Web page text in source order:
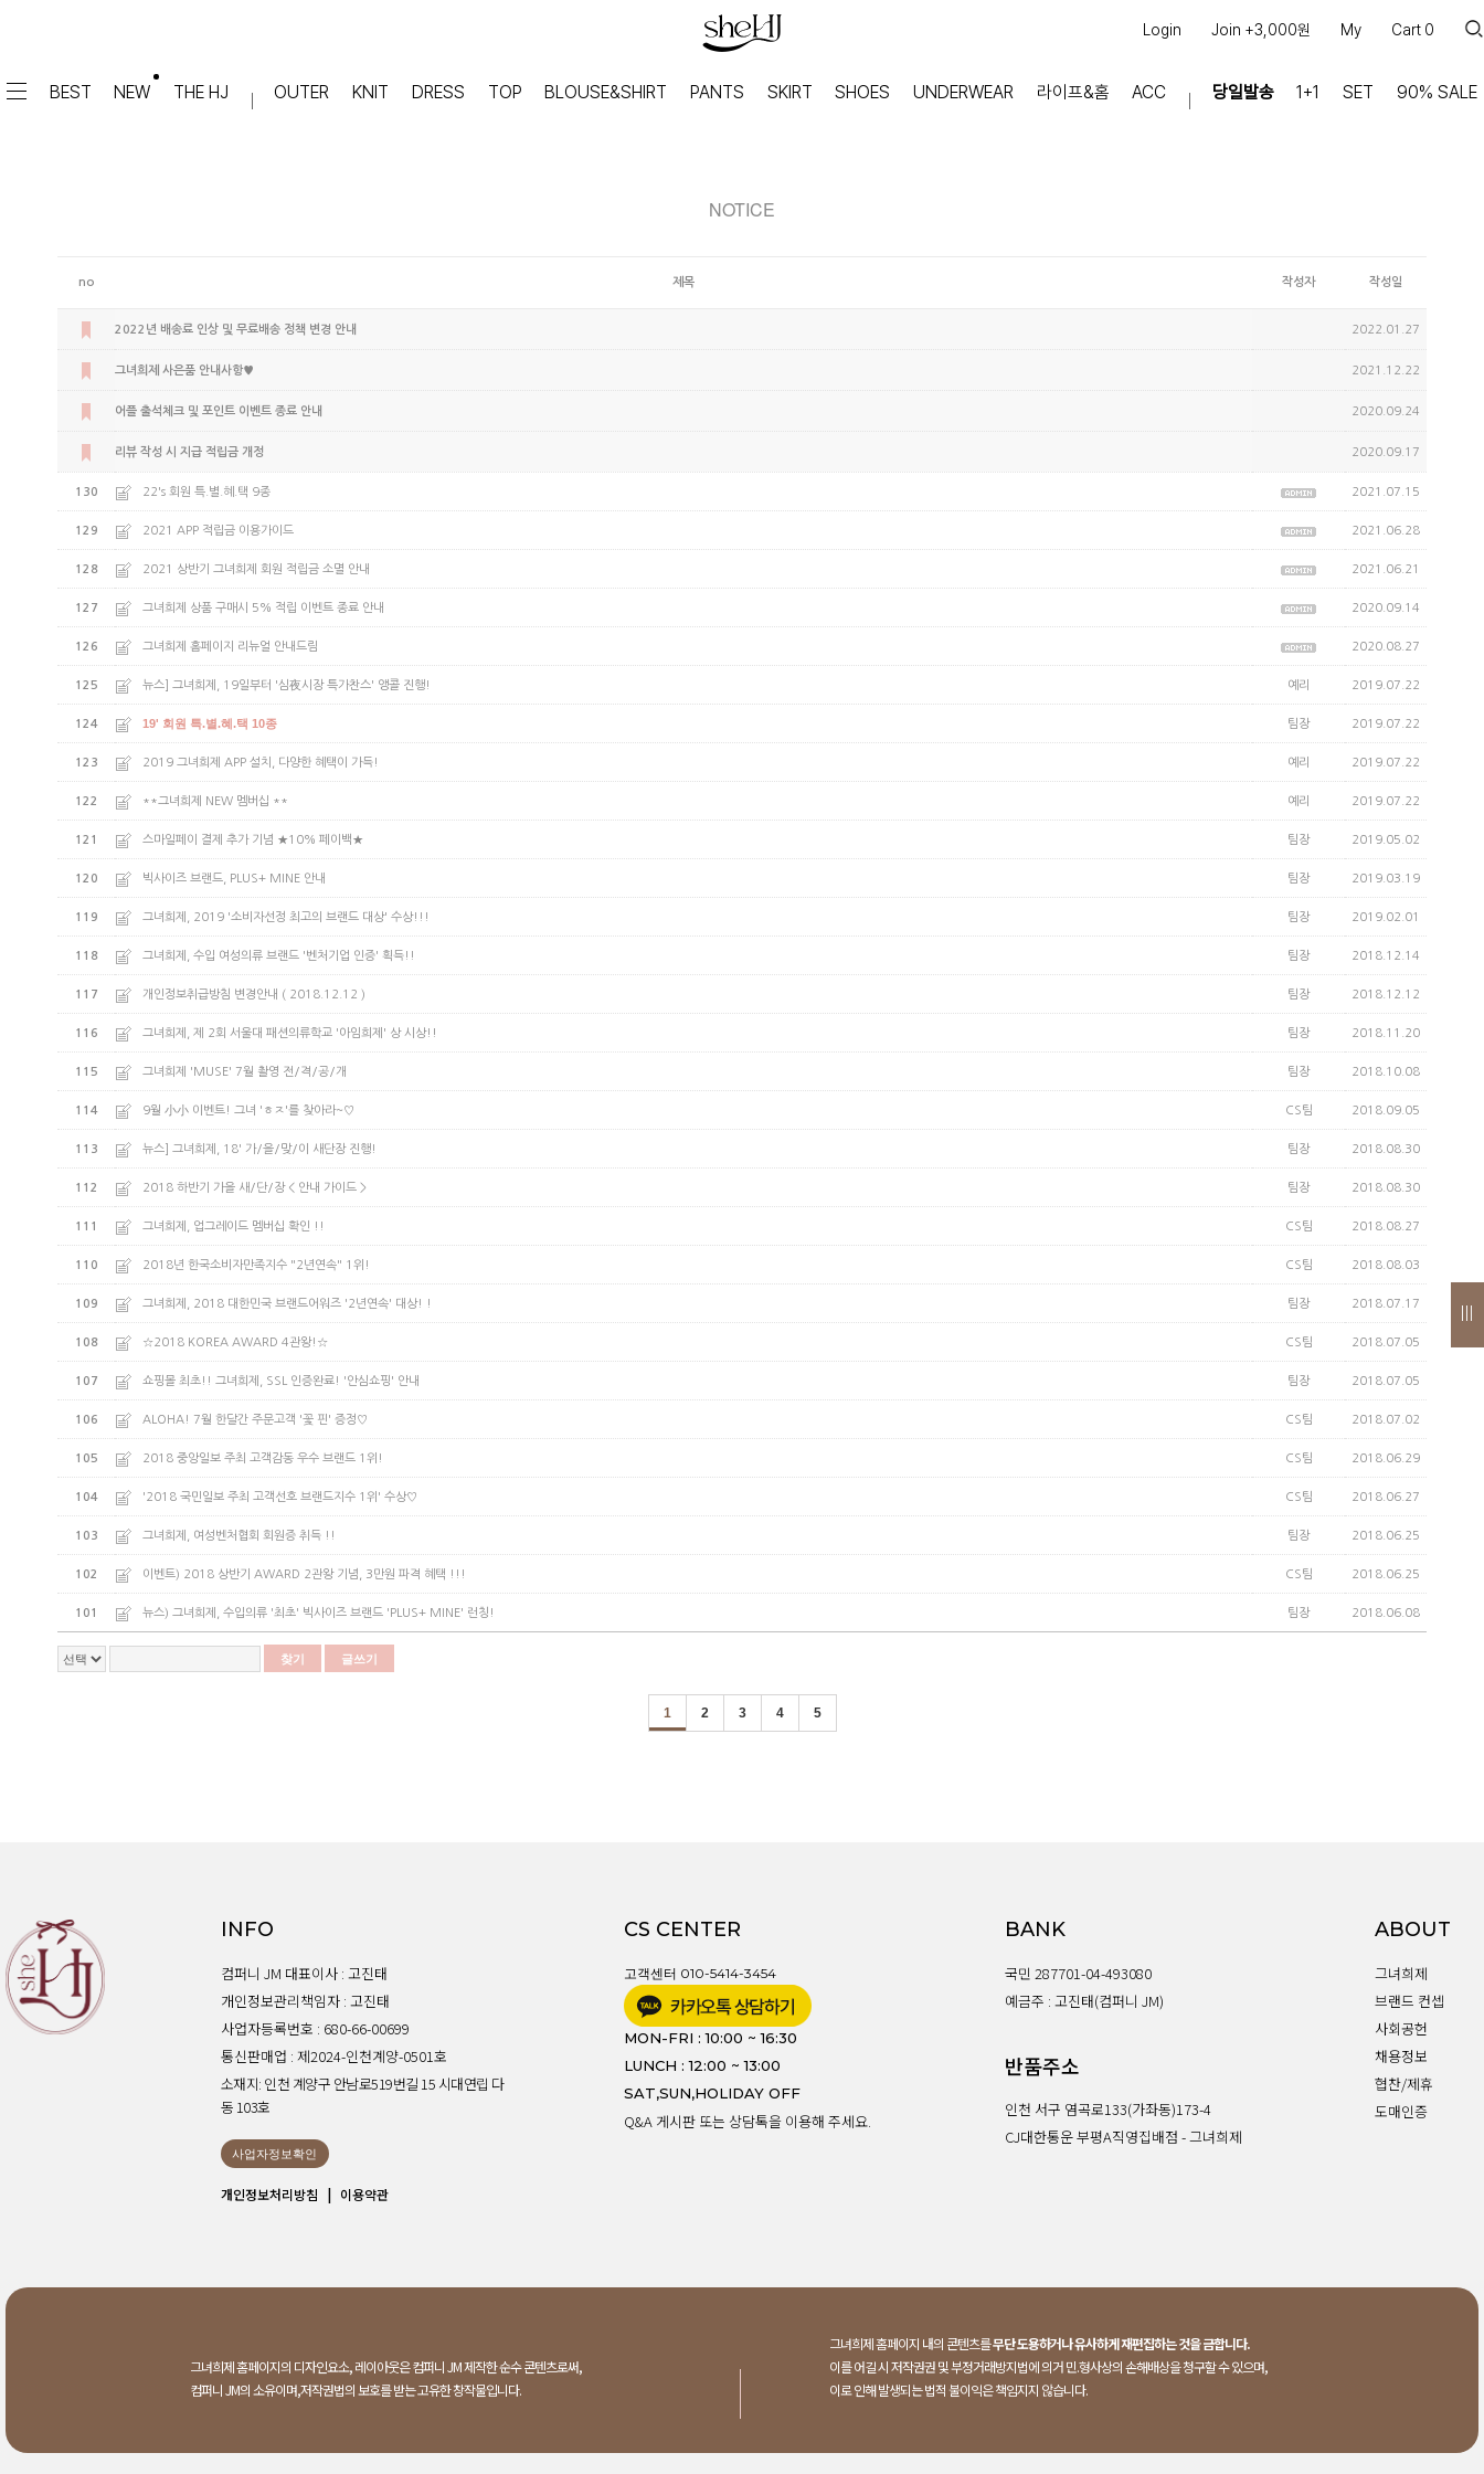
Login Join +3,000원 My Cart 0
티셔츠
슬리브리스
BLOUSE
블라우스
셔츠
#부츠컷
SKIRT
미디/미니 스커트
롱 스커트
KNIT
가디건
조끼
폴라/터틀넥
팬츠
원피스&스커트
OUTER
점퍼/집업
조끼
가디건
#트위드
#바람막이
스포츠웨어
스카프/머플러
실시간 상담톡
인스타그램
카카오스토리
페이스북
BEST NEW THE HJ OUTER KNIT DRESS TOP BLOUSE&SHIRT PANTS SKIRT SHOES UNDERWEAR 라이프&홈 ACC 당일발송 1+1 SET 90% SALE
NOTICE
no 제목 작성자 작성일
2022년 배송료 인상 및 무료배송 정책 변경 안내 2022.01.27
그녀희제 사은품 안내사항♥ 2021.12.22
어플 출석체크 및 포인트 이벤트 종료 안내 2020.09.24
리뷰 작성 시 지급 적립금 개정 2020.09.17
130 22's 회원 특.별.혜.택 9종 2021.07.15
129 2021 APP 적립금 이용가이드 2021.06.28
128 2021 상반기 그녀희제 회원 적립금 소멸 안내 2021.06.21
127 그녀희제 상품 구매시 5% 적립 이벤트 종료 안내 2020.09.14
126 그녀희제 홈페이지 리뉴얼 안내드림 2020.08.27
125 뉴스] 그녀희제, 19일부터 '심夜시장 특가찬스' 앵콜 진행! 예리 2019.07.22
124 19' 회원 특.별.혜.택 10종 팀장 2019.07.22
123 2019 그녀희제 APP 설치, 다양한 혜택이 가득! 예리 2019.07.22
122 **그녀희제 NEW 멤버십 ** 예리 2019.07.22
121 스마일페이 결제 추가 기념 ★10% 페이백★ 팀장 2019.05.02
120 빅사이즈 브랜드, PLUS+ MINE 안내 팀장 2019.03.19
119 그녀희제, 2019 '소비자선정 최고의 브랜드 대상' 수상!!! 팀장 2019.02.01
118 그녀희제, 수입 여성의류 브랜드 '벤처기업 인증' 획득!! 팀장 2018.12.14
117 개인정보취급방침 변경안내 ( 2018.12.12 ) 팀장 2018.12.12
116 그녀희제, 제 2회 서울대 패션의류학교 '아임희제' 상 시상!! 팀장 2018.11.20
115 그녀희제 'MUSE' 7월 촬영 전/격/공/개 팀장 2018.10.08
114 9월 小小 이벤트! 그녀 'ㅎㅈ'를 찾아라~♡ CS팀 2018.09.05
113 뉴스] 그녀희제, 18' 가/을/맞/이 새단장 진행! 팀장 2018.08.30
112 2018 하반기 가을 새/단/장 < 안내 가이드 > 팀장 2018.08.30
111 그녀희제, 업그레이드 멤버십 확인 !! CS팀 2018.08.27
110 2018년 한국소비자만족지수 "2년연속" 1위! CS팀 2018.08.03
109 그녀희제, 2018 대한민국 브랜드어워즈 '2년연속' 대상! ! 팀장 2018.07.17
108 ☆2018 KOREA AWARD 4관왕!☆ CS팀 2018.07.05
107 쇼핑몰 최초!! 그녀희제, SSL 인증완료! '안심쇼핑' 안내 팀장 2018.07.05
106 ALOHA! 7월 한달간 주문고객 '꽃 핀' 증정♡ CS팀 2018.07.02
105 2018 중앙일보 주최 고객감동 우수 브랜드 1위! CS팀 2018.06.29
104 '2018 국민일보 주최 고객선호 브랜드지수 1위' 수상♡ CS팀 2018.06.27
103 그녀희제, 여성벤처협회 회원증 취득 !! 팀장 2018.06.25
102 이벤트) 2018 상반기 AWARD 2관왕 기념, 3만원 파격 혜택 !!! CS팀 2018.06.25
101 뉴스) 그녀희제, 수입의류 '최초' 빅사이즈 브랜드 'PLUS+ MINE' 런칭! 팀장 2018.06.08
찾기 글쓰기
1 2 3 4 5
INFO
컴퍼니 JM 대표이사 : 고진태
개인정보관리책임자 : 고진태
사업자등록번호 : 680-66-00699
통신판매업 : 제2024-인천계양-0501호
소재지: 인천 계양구 안남로519번길 15 시대연립 다
동 103호
사업자정보확인
개인정보처리방침 | 이용약관
CS CENTER
고객센터 010-5414-3454
MON-FRI : 10:00 ~ 16:30
LUNCH : 12:00 ~ 13:00
SAT,SUN,HOLIDAY OFF
Q&A 게시판 또는 상담톡을 이용해 주세요.
BANK
국민 287701-04-493080
예금주 : 고진태(컴퍼니 JM)
반품주소
인천 서구 염곡로133(가좌동)173-4
CJ대한통운 부평A직영집배점 - 그녀희제
ABOUT
그녀희제
브랜드 컨셉
사회공헌
채용정보
협찬/제휴
도매인증
그녀희제 홈페이지의 디자인요소, 레이아웃은 컴퍼니 JM 제작한 순수 콘텐츠로써,
컴퍼니 JM의 소유이며,저작권법의 보호를 받는 고유한 창작물입니다.
그녀희제 홈페이지 내의 콘텐츠를무단 도용하거나 유사하게 재편집하는 것을 금합니다.
이를 어길 시 저작권권 및 부정거래방지법에 의거 민.형사상의 손해배상을 청구할 수 있으며,
이로 인해 발생되는 법적 불이익은 책임지지 않습니다.